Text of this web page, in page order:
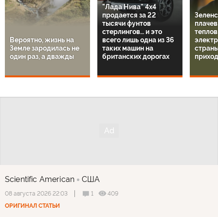
Вероятно, жизнь на
Земле зародилась не
один раз, а дважды
"Лада Нива" 4х4
продается за 22
тысячи фунтов
стерлингов… и это
всего лишь одна из 36
таких машин на
британских дорогах
Scientific American США
08 августа 2026 22:03 1
409
ОРИГИНАЛ СТАТЬИ